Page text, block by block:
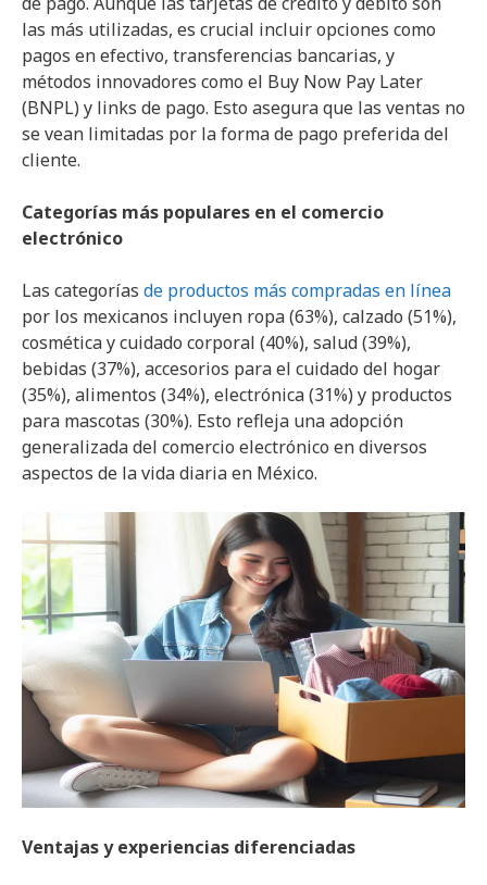
las más utilizadas, es crucial incluir opciones como
pagos en efectivo, transferencias bancarias, y
métodos innovadores como el Buy Now Pay Later
(BNPL) y links de pago. Esto asegura que las ventas no
se vean limitadas por la forma de pago preferida del
cliente.
Categorías más populares en el comercio
electrónico
Las categorías de productos más compradas en línea
por los mexicanos incluyen ropa (63%), calzado (51%),
cosmética y cuidado corporal (40%), salud (39%),
bebidas (37%), accesorios para el cuidado del hogar
(35%), alimentos (34%), electrónica (31%) y productos
para mascotas (30%). Esto refleja una adopción
generalizada del comercio electrónico en diversos
aspectos de la vida diaria en México.
Ventajas y experiencias diferenciadas